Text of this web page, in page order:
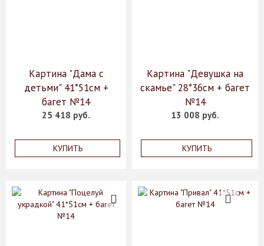
Картина "Дама с
детьми" 41*51см +
багет №14
25 418 руб.
КУПИТЬ
Картина "Девушка на
скамье" 28*36см + багет
№14
13 008 руб.
КУПИТЬ